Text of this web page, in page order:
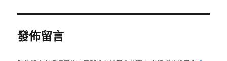
發佈留言